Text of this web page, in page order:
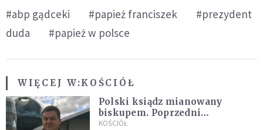
#abp gądceki #papież franciszek
#prezydent
duda
#papież w polsce
WIĘCEJ W:KOŚCIÓŁ
Polski ksiądz mianowany
biskupem. Poprzedni
ordynariusz zrezygnował
KOŚCIÓŁ